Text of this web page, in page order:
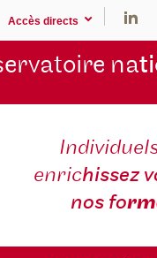
Accès directs
na
enrichissez
nos fo